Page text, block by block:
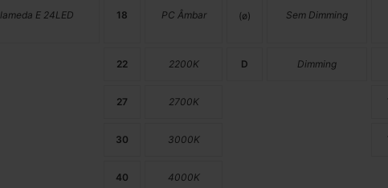
E 24LED 18 PC Âmbar (ø) Sem Dimming
22 2200K D Dimming
27 2700K
30 3000K
40 4000K